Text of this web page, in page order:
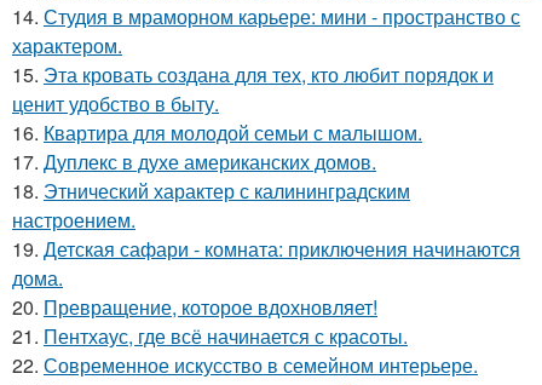
14. Студия в мраморном карьере: мини - пространство с
характером.
15. Эта кровать создана для тех, кто любит порядок и
ценит удобство в быту.
16. Квартира для молодой семьи с малышом.
17. Дуплекс в духе американских домов.
18. Этнический характер с калининградским
настроением.
19. Детская сафари - комната: приключения начинаются
дома.
20. Превращение, которое вдохновляет!
21. Пентхаус, где всё начинается с красоты.
22. Современное искусство в семейном интерьере.